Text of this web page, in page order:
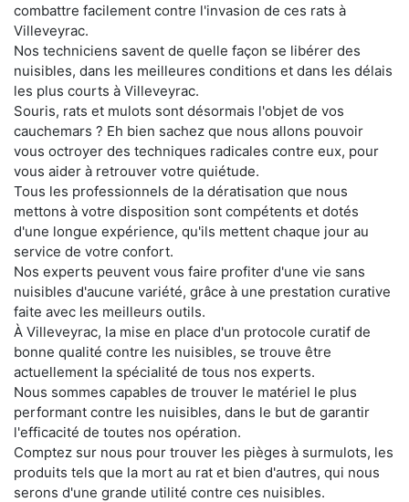
combattre facilement contre l'invasion de ces rats à
Villeveyrac.
Nos techniciens savent de quelle façon se libérer des
nuisibles, dans les meilleures conditions et dans les délais
les plus courts à Villeveyrac.
Souris, rats et mulots sont désormais l'objet de vos
cauchemars ? Eh bien sachez que nous allons pouvoir
vous octroyer des techniques radicales contre eux, pour
vous aider à retrouver votre quiétude.
Tous les professionnels de la dératisation que nous
mettons à votre disposition sont compétents et dotés
d'une longue expérience, qu'ils mettent chaque jour au
service de votre confort.
Nos experts peuvent vous faire profiter d'une vie sans
nuisibles d'aucune variété, grâce à une prestation curative
faite avec les meilleurs outils.
À Villeveyrac, la mise en place d'un protocole curatif de
bonne qualité contre les nuisibles, se trouve être
actuellement la spécialité de tous nos experts.
Nous sommes capables de trouver le matériel le plus
performant contre les nuisibles, dans le but de garantir
l'efficacité de toutes nos opération.
Comptez sur nous pour trouver les pièges à surmulots, les
produits tels que la mort au rat et bien d'autres, qui nous
serons d'une grande utilité contre ces nuisibles.